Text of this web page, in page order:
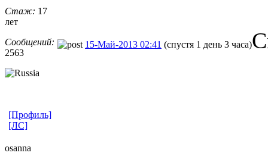
Стаж: 17
лет
Сообщений:
2563
15-Май-2013 02:41 (спустя 1 день 3 часа)
[Профиль]
[ЛС]
osanna